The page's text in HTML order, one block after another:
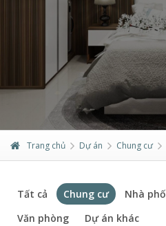
Trang chủ Dự án Chung cư
Tất cả Chung cư Nhà phố
Văn phòng
Dự án khác